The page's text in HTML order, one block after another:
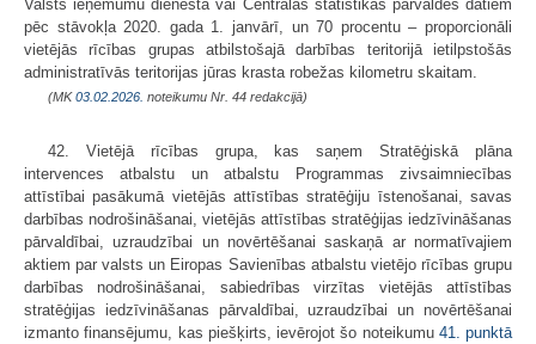
Valsts ieņēmumu dienesta vai Centrālās statistikas pārvaldes datiem
pēc stāvokļa 2020. gada 1. janvārī, un 70 procentu – proporcionāli
vietējās rīcības grupas atbilstošajā darbības teritorijā ietilpstošās
administratīvās teritorijas jūras krasta robežas kilometru skaitam.
(MK03.02.2026. noteikumu Nr. 44 redakcijā)
42. Vietējā rīcības grupa, kas saņem Stratēģiskā plāna
intervences atbalstu un atbalstu Programmas zivsaimniecības
attīstībai pasākumā vietējās attīstības stratēģiju īstenošanai, savas
darbības nodrošināšanai, vietējās attīstības stratēģijas iedzīvināšanas
pārvaldībai, uzraudzībai un novērtēšanai saskaņā ar normatīvajiem
aktiem par valsts un Eiropas Savienības atbalstu vietējo rīcības grupu
darbības nodrošināšanai, sabiedrības virzītas vietējās attīstības
stratēģijas iedzīvināšanas pārvaldībai, uzraudzībai un novērtēšanai
izmanto finansējumu, kas piešķirts, ievērojot šo noteikumu 41. punktā